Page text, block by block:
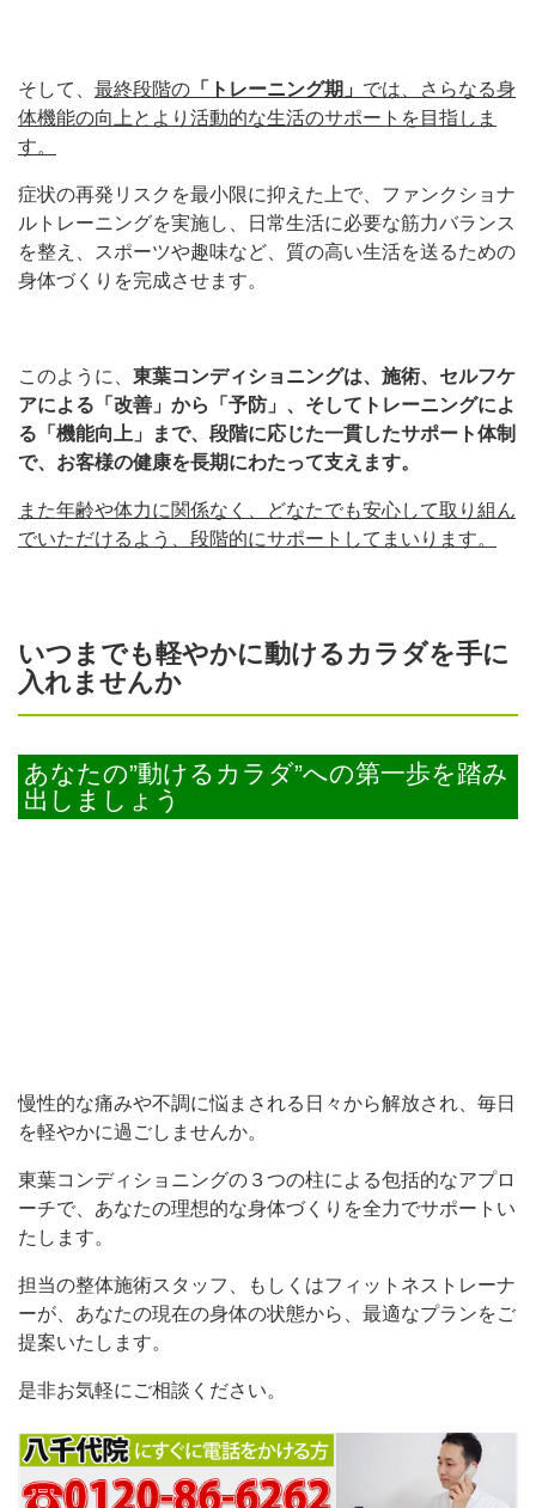
そして、 最終段階の 「トレーニング期」 では、さらなる身
体機能の向上とより活動的な生活のサポートを目指しま
す。
症状の再発リスクを最小限に抑えた上で、ファンクショナ
ルトレーニングを実施し、日常生活に必要な筋力バランス
を整え、スポーツや趣味など、質の高い生活を送るための
身体づくりを完成させます。
このように、 東葉コンディショニングは、施術、セルフケ
アによる「改善」から「予防」、そしてトレーニングによ
る「機能向上」まで、段階に応じた一貫したサポート体制
で、お客様の健康を長期にわたって支えます。
また年齢や体力に関係なく、どなたでも安心して取り組ん
でいただけるよう、段階的にサポートしてまいります。
いつまでも軽やかに動けるカラダを手に
入れませんか
あなたの”動けるカラダ”への第一歩を踏み
出しましょう
慢性的な痛みや不調に悩まされる日々から解放され、毎日
を軽やかに過ごしませんか。
東葉コンディショニングの３つの柱による包括的なアプロ
ーチで、あなたの理想的な身体づくりを全力でサポートい
たします。
担当の整体施術スタッフ、もしくはフィットネストレーナ
ーが、あなたの現在の身体の状態から、最適なプランをご
提案いたします。
是非お気軽にご相談ください。